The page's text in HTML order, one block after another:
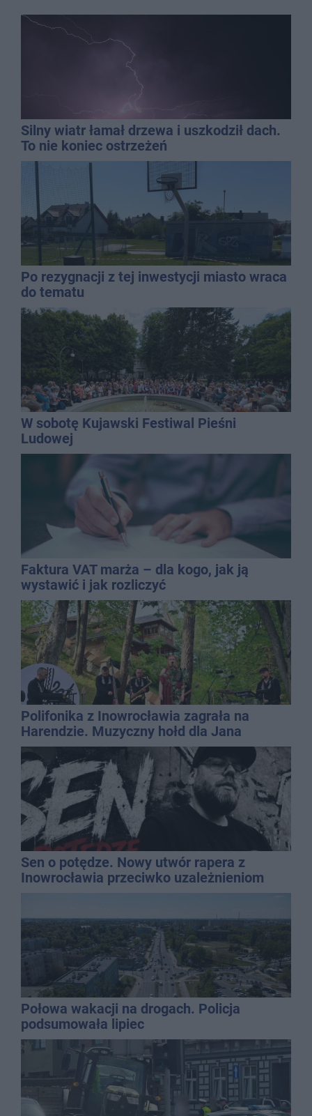
Silny wiatr łamał drzewa i uszkodził dach.
To nie koniec ostrzeżeń
Po rezygnacji z tej inwestycji miasto wraca
do tematu
W sobotę Kujawski Festiwal Pieśni
Ludowej
Faktura VAT marża – dla kogo, jak ją
wystawić i jak rozliczyć
Polifonika z Inowrocławia zagrała na
Harendzie. Muzyczny hołd dla Jana
Kasprowicza
Sen o potędze. Nowy utwór rapera z
Inowrocławia przeciwko uzależnieniom
Połowa wakacji na drogach. Policja
podsumowała lipiec